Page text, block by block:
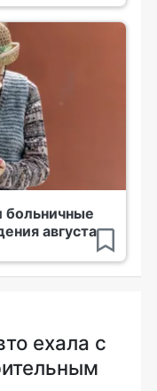
больничные
августа
ехала с